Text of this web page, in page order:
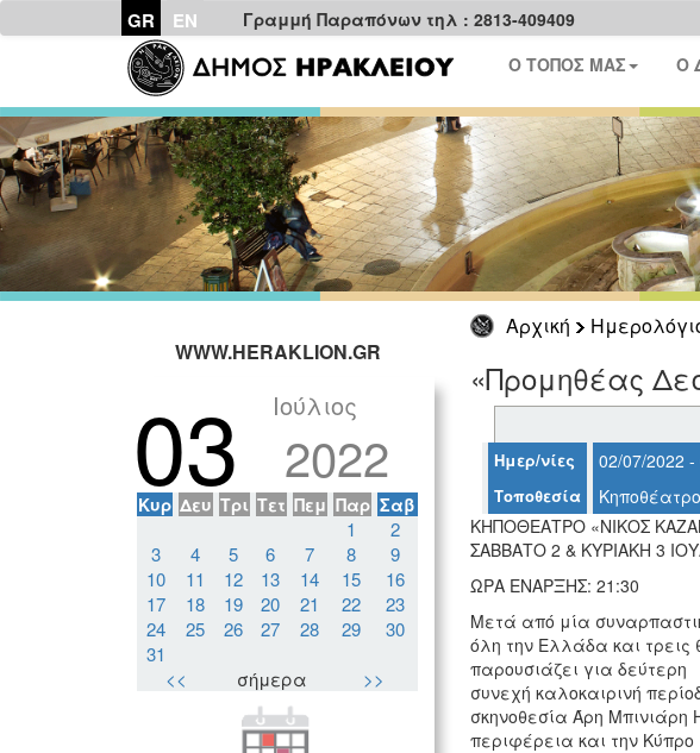
GR EN Γραμμή Παραπόνων τηλ : 2813-409409
Ο ΤΟΠΟΣ ΜΑΣ Ο
Αρχική
WWW.HERAKLION.GR
03 Ιούλιος
2022
Κυρ Δευ Τρι Τετ Πεμ Παρ Σαβ
1
2
3
4 5 6 7 8
9
10
11 12 13 14 15
16
17
18 19 20 21 22
23
24
25 26 27 28 29
30
31
<<
σήμερα >>
«Προμηθέας
Ημερ/νίες 02/07/2022
Τοποθεσία
ΚΗΠΟΘΕΑΤΡΟ «ΝΙΚΟΣ
ΣΑΒΒΑΤΟ 2 & ΚΥΡΙΑΚΗ 3
ΩΡΑ ΕΝΑΡΞΗΣ: 21:30
Μετά από μία
όλη την Ελλάδα και τρεις
παρουσιάζει για δεύτερη
συνεχή καλοκαιρινή
σκηνοθεσία Άρη
περιφέρεια και την Κύπρο